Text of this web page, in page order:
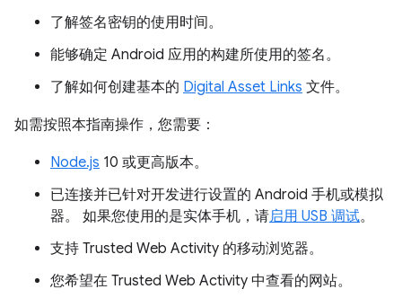
了解签名密钥的使用时间。
能够确定 Android 应用的构建所使用的签名。
了解如何创建基本的 Digital Asset Links 文件。
如需按照本指南操作，您需要：
Node.js 10 或更高版本。
已连接并已针对开发进行设置的 Android 手机或模拟
器。 如果您使用的是实体手机，请启用 USB 调试。
支持 Trusted Web Activity 的移动浏览器。
您希望在 Trusted Web Activity 中查看的网站。